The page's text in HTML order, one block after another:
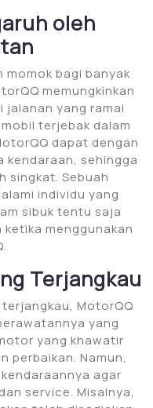
oleh
momok bagi banyak
memungkinkan
jalanan yang ramai
terjebak dalam
dapat dengan
kendaraan, sehingga
singkat. Sebuah
individu yang
sibuk tentu saja
menggunakan
Terjangkau
MotorQQ
yang
yang khawatir
perbaikan. Namun,
agar
service. Misalnya,